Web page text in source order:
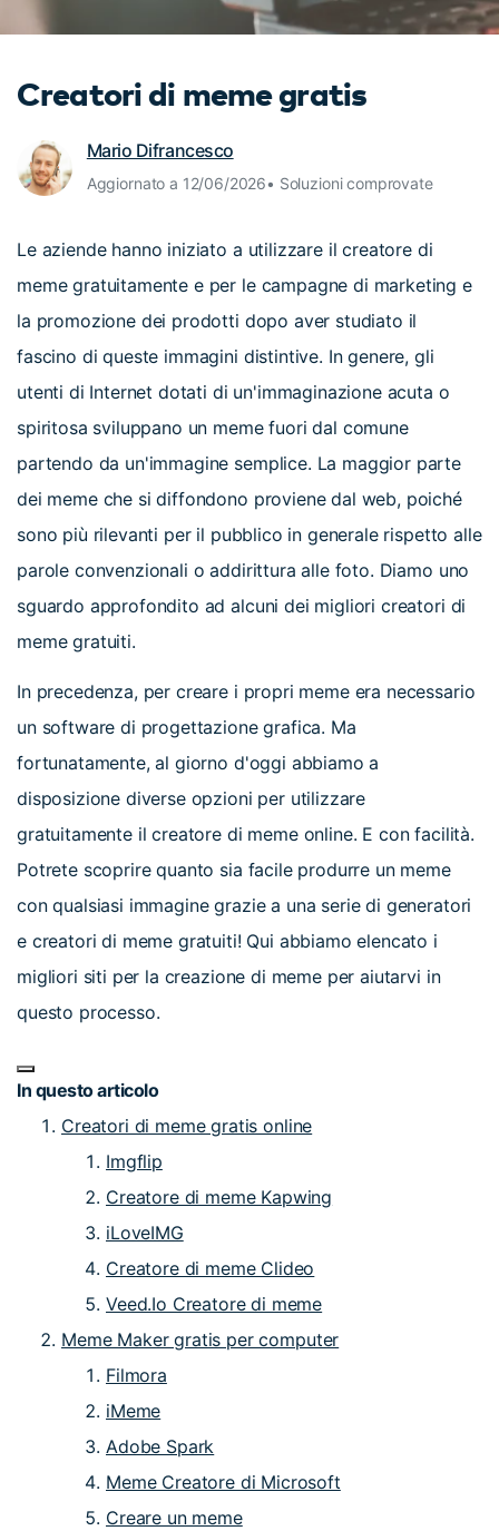
Tip per YouTube
Apprendimento
Creatori di meme gratis
Mario Difrancesco
Aggiornato a 12/06/2026• Soluzioni comprovate
Le aziende hanno iniziato a utilizzare il creatore di
meme gratuitamente e per le campagne di marketing e
la promozione dei prodotti dopo aver studiato il
fascino di queste immagini distintive. In genere, gli
utenti di Internet dotati di un'immaginazione acuta o
spiritosa sviluppano un meme fuori dal comune
partendo da un'immagine semplice. La maggior parte
dei meme che si diffondono proviene dal web, poiché
sono più rilevanti per il pubblico in generale rispetto alle
parole convenzionali o addirittura alle foto. Diamo uno
sguardo approfondito ad alcuni dei migliori creatori di
meme gratuiti.
In precedenza, per creare i propri meme era necessario
un software di progettazione grafica. Ma
fortunatamente, al giorno d'oggi abbiamo a
disposizione diverse opzioni per utilizzare
gratuitamente il creatore di meme online. E con facilità.
Potrete scoprire quanto sia facile produrre un meme
con qualsiasi immagine grazie a una serie di generatori
e creatori di meme gratuiti! Qui abbiamo elencato i
migliori siti per la creazione di meme per aiutarvi in
questo processo.
In questo articolo
Creatori di meme gratis online
Imgflip
Creatore di meme Kapwing
iLoveIMG
Creatore di meme Clideo
Veed.Io Creatore di meme
Meme Maker gratis per computer
Filmora
iMeme
Adobe Spark
Meme Creatore di Microsoft
Creare un meme